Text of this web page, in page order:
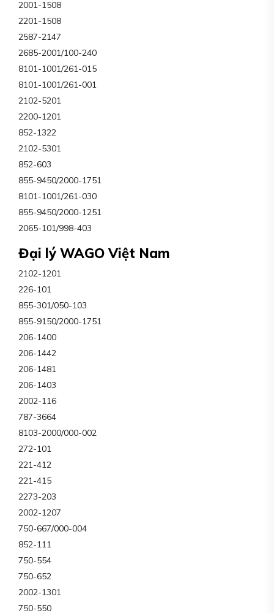
2001-1508
2201-1508
2587-2147
2685-2001/100-240
8101-1001/261-015
8101-1001/261-001
2102-5201
2200-1201
852-1322
2102-5301
852-603
855-9450/2000-1751
8101-1001/261-030
855-9450/2000-1251
2065-101/998-403
Đại lý WAGO Việt Nam
2102-1201
226-101
855-301/050-103
855-9150/2000-1751
206-1400
206-1442
206-1481
206-1403
2002-116
787-3664
8103-2000/000-002
272-101
221-412
221-415
2273-203
2002-1207
750-667/000-004
852-111
750-554
750-652
2002-1301
750-550